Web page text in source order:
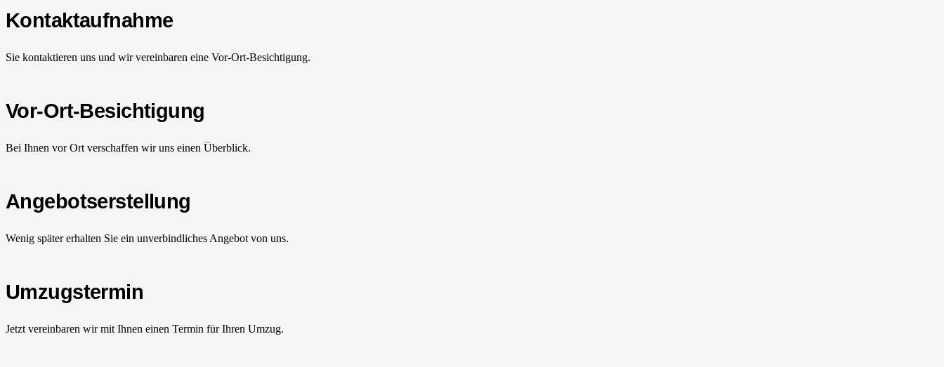
Kontaktaufnahme
Sie kontaktieren uns und wir vereinbaren eine Vor-Ort-Besichtigung.
Vor-Ort-Besichtigung
Bei Ihnen vor Ort verschaffen wir uns einen Überblick.
Angebotserstellung
Wenig später erhalten Sie ein unverbindliches Angebot von uns.
Umzugstermin
Jetzt vereinbaren wir mit Ihnen einen Termin für Ihren Umzug.